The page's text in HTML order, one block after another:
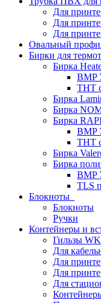
Для
Для
Для
Овальный
Бирки для
Бирка
BMP
THT
Бирка
Бирка
Бирка
BMP
THT
Бирка
Бирка
BMP
TLS
Блокноты
Блокноты
Ручки
Контейнеры и
Гильзы
Для
Для
Для
Для